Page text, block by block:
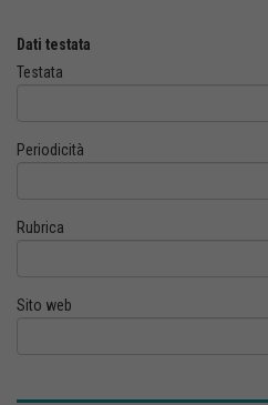
Dati testata
Testata
Periodicità
Rubrica
Sito web